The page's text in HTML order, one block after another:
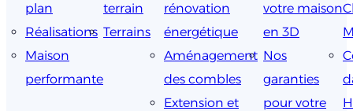
plan
Réalisations
Maison
performante
terrain
Terrains
rénovation
énergétique
Aménagement
des combles
Extension et
votre maison
en 3D
Nos
garanties
pour votre